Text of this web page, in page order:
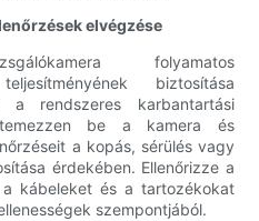
elvégzése
folyamatos
biztosítása
a rendszeres karbantartási
be a kamera és
a kopás, sérülés vagy
érdekében. Ellenőrizze a
kábeleket és a tartozékokat
szempontjából.